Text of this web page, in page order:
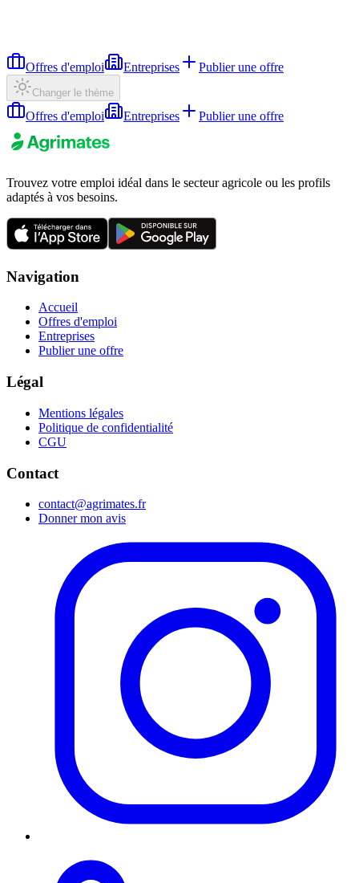
Offres d'emploi Entreprises Publier une offre
Changer le thème
Offres d'emploi Entreprises Publier une offre
Trouvez votre emploi idéal dans le secteur agricole ou les profils
adaptés à vos besoins.
Navigation
Accueil
Offres d'emploi
Entreprises
Publier une offre
Légal
Mentions légales
Politique de confidentialité
CGU
Contact
contact@agrimates.fr
Donner mon avis